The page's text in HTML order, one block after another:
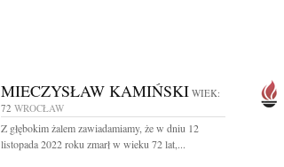
MIECZYSŁAW KAMIŃSKI WIEK:
72 WROCŁAW
Z głębokim żalem zawiadamiamy, że w dniu 12
listopada 2022 roku zmarł w wieku 72 lat,...